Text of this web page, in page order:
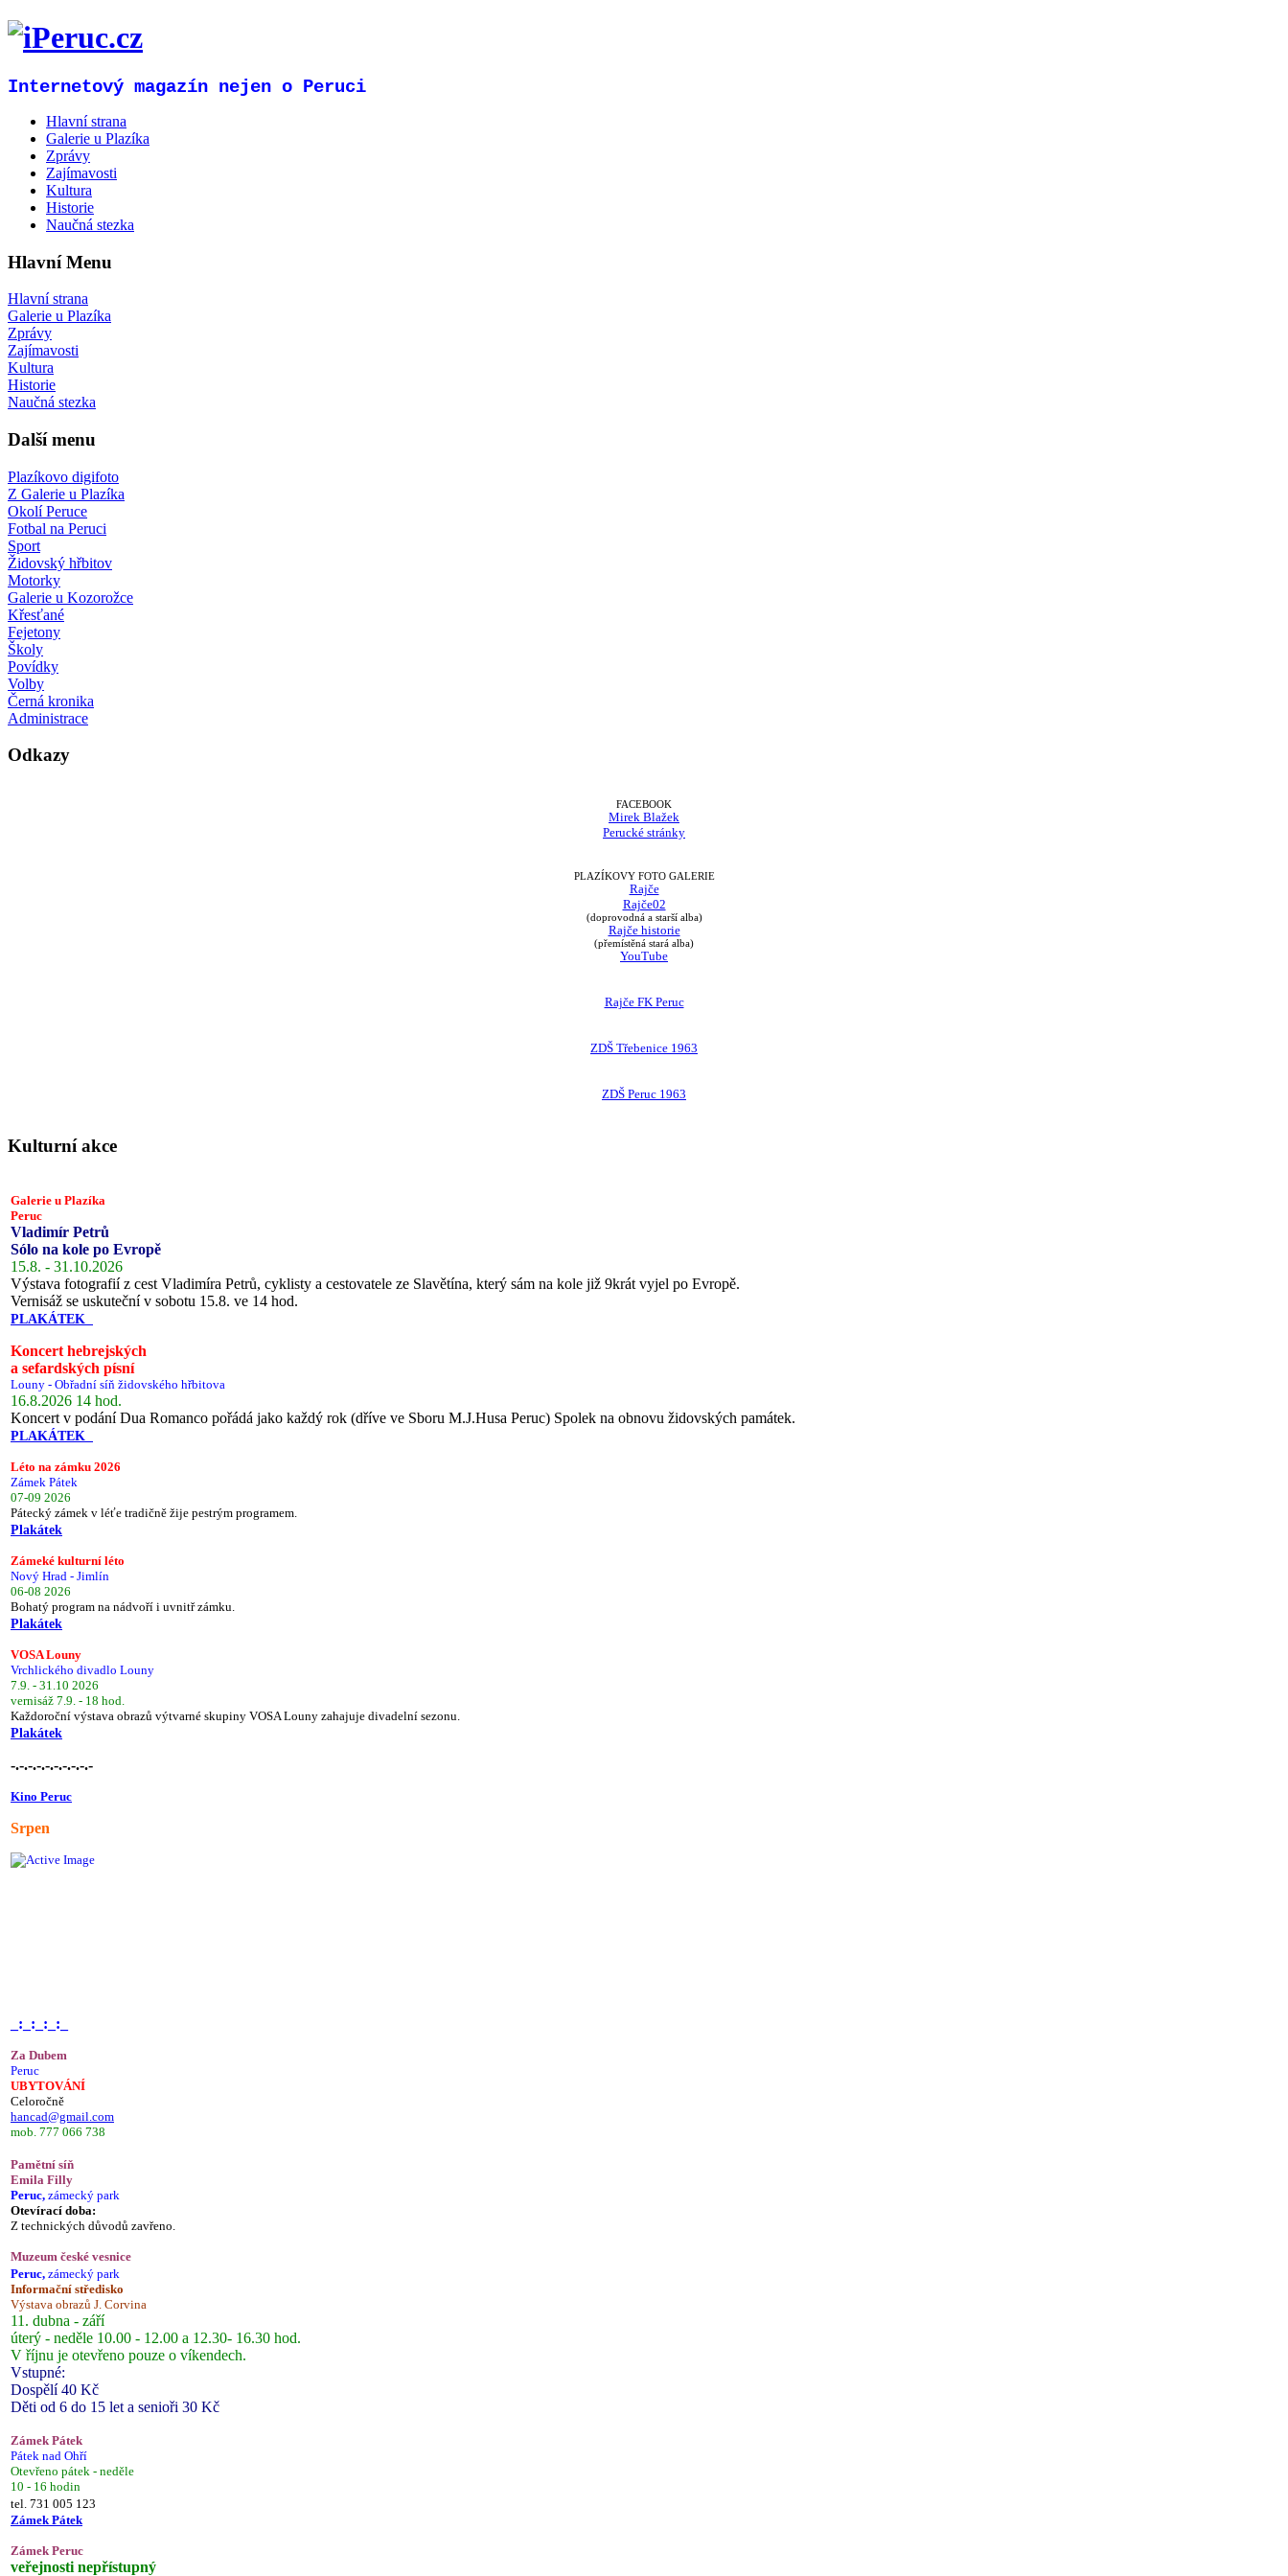
Internetový magazín nejen o Peruci
Hlavní strana
Galerie u Plazíka
Zprávy
Zajímavosti
Kultura
Historie
Naučná stezka
Hlavní Menu
Hlavní strana
Galerie u Plazíka
Zprávy
Zajímavosti
Kultura
Historie
Naučná stezka
Další menu
Plazíkovo digifoto
Z Galerie u Plazíka
Okolí Peruce
Fotbal na Peruci
Sport
Židovský hřbitov
Motorky
Galerie u Kozorožce
Křesťané
Fejetony
Školy
Povídky
Volby
Černá kronika
Administrace
Odkazy
FACEBOOK
Mirek Blažek
Perucké stránky
PLAZÍKOVY FOTO GALERIE
Rajče
Rajče02
(doprovodná a starší alba)
Rajče historie
(přemístěná stará alba)
YouTube
Rajče FK Peruc
ZDŠ Třebenice 1963
ZDŠ Peruc 1963
Kulturní akce
Galerie u Plazíka
Peruc
Vladimír Petrů
Sólo na kole po Evropě
15.8. - 31.10.2026
Výstava fotografií z cest Vladimíra Petrů, cyklisty a cestovatele ze Slavětína, který sám na kole již 9krát vyjel po Evropě.
Vernisáž se uskuteční v sobotu 15.8. ve 14 hod.
PLAKÁTEK
Koncert hebrejských
a sefardských písní
Louny - Obřadní síň židovského hřbitova
16.8.2026 14 hod.
Koncert v podání Dua Romanco pořádá jako každý rok (dříve ve Sboru M.J.Husa Peruc) Spolek na obnovu židovských památek.
PLAKÁTEK
Léto na zámku 2026
Zámek Pátek
07-09 2026
Pátecký zámek v léťe tradičně žije pestrým programem.
Plakátek
Zámeké kulturní léto
Nový Hrad - Jimlín
06-08 2026
Bohatý program na nádvoří i uvnitř zámku.
Plakátek
VOSA Louny
Vrchlického divadlo Louny
7.9. - 31.10 2026
vernisáž 7.9. - 18 hod.
Každoroční výstava obrazů výtvarné skupiny VOSA Louny zahajuje divadelní sezonu.
Plakátek
-.-.-.-.-.-.-.-.-.-
Kino Peruc
Srpen
_:_:_:_:_
Za Dubem
Peruc
UBYTOVÁNÍ
Celoročně
hancad@gmail.com
mob. 777 066 738
Pamětní síň
Emila Filly
Peruc, zámecký park
Otevírací doba:
Z technických důvodů zavřeno.
Muzeum české vesnice
Peruc, zámecký park
Informační středisko
Výstava obrazů J. Corvina
11. dubna - září
úterý - neděle 10.00 - 12.00 a 12.30- 16.30 hod.
V říjnu je otevřeno pouze o víkendech.
Vstupné:
Dospělí 40 Kč
Děti od 6 do 15 let a senioři 30 Kč
Zámek Pátek
Pátek nad Ohří
Otevřeno pátek - neděle
10 - 16 hodin
tel. 731 005 123
Zámek Pátek
Zámek Peruc
veřejnosti nepřístupný